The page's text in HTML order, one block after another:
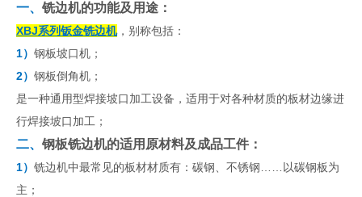
一、 铣边机的功能及用途：
XBJ系列钣金铣边机，别称包括：
1） 钢板坡口机；
2） 钢板倒角机；
是一种通用型焊接坡口加工设备，适用于对各种材质的板材边缘进
行焊接坡口加工；
二、 钢板铣边机的适用原材料及成品工件：
1） 铣边机中最常见的板材材质有：碳钢、不锈钢……以碳钢板为
主；